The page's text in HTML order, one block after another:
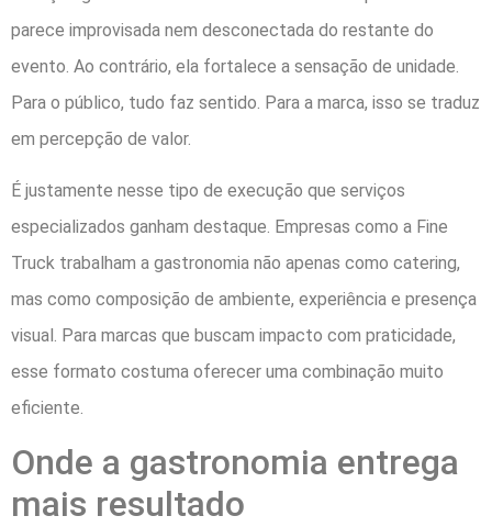
parece improvisada nem desconectada do restante do
evento. Ao contrário, ela fortalece a sensação de unidade.
Para o público, tudo faz sentido. Para a marca, isso se traduz
em percepção de valor.
É justamente nesse tipo de execução que serviços
especializados ganham destaque. Empresas como a Fine
Truck trabalham a gastronomia não apenas como catering,
mas como composição de ambiente, experiência e presença
visual. Para marcas que buscam impacto com praticidade,
esse formato costuma oferecer uma combinação muito
eficiente.
Onde a gastronomia entrega
mais resultado